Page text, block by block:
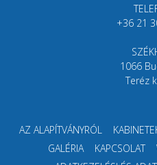
+36 21
1066
Teréz
AZ ALAPÍTVÁNYRÓL
GALÉRIA
KAPCSOLAT